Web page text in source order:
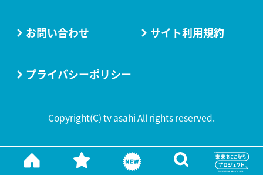
お問い合わせ サイト利用規約
プライバシーポリシー
Copyright(C) tv asahi All rights reserved.